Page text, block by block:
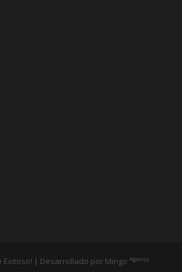
Exitoso! | Desarrollado por Mingo Agency